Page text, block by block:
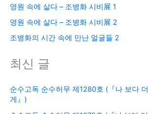
영원 속에 살다 – 조병화 시비展 1
영원 속에 살다 – 조병화 시비展 2
조병화의 시간 속에 만난 얼굴들 2
최신 글
순수고독 순수허무 제1280호 (『나 보다
게』)